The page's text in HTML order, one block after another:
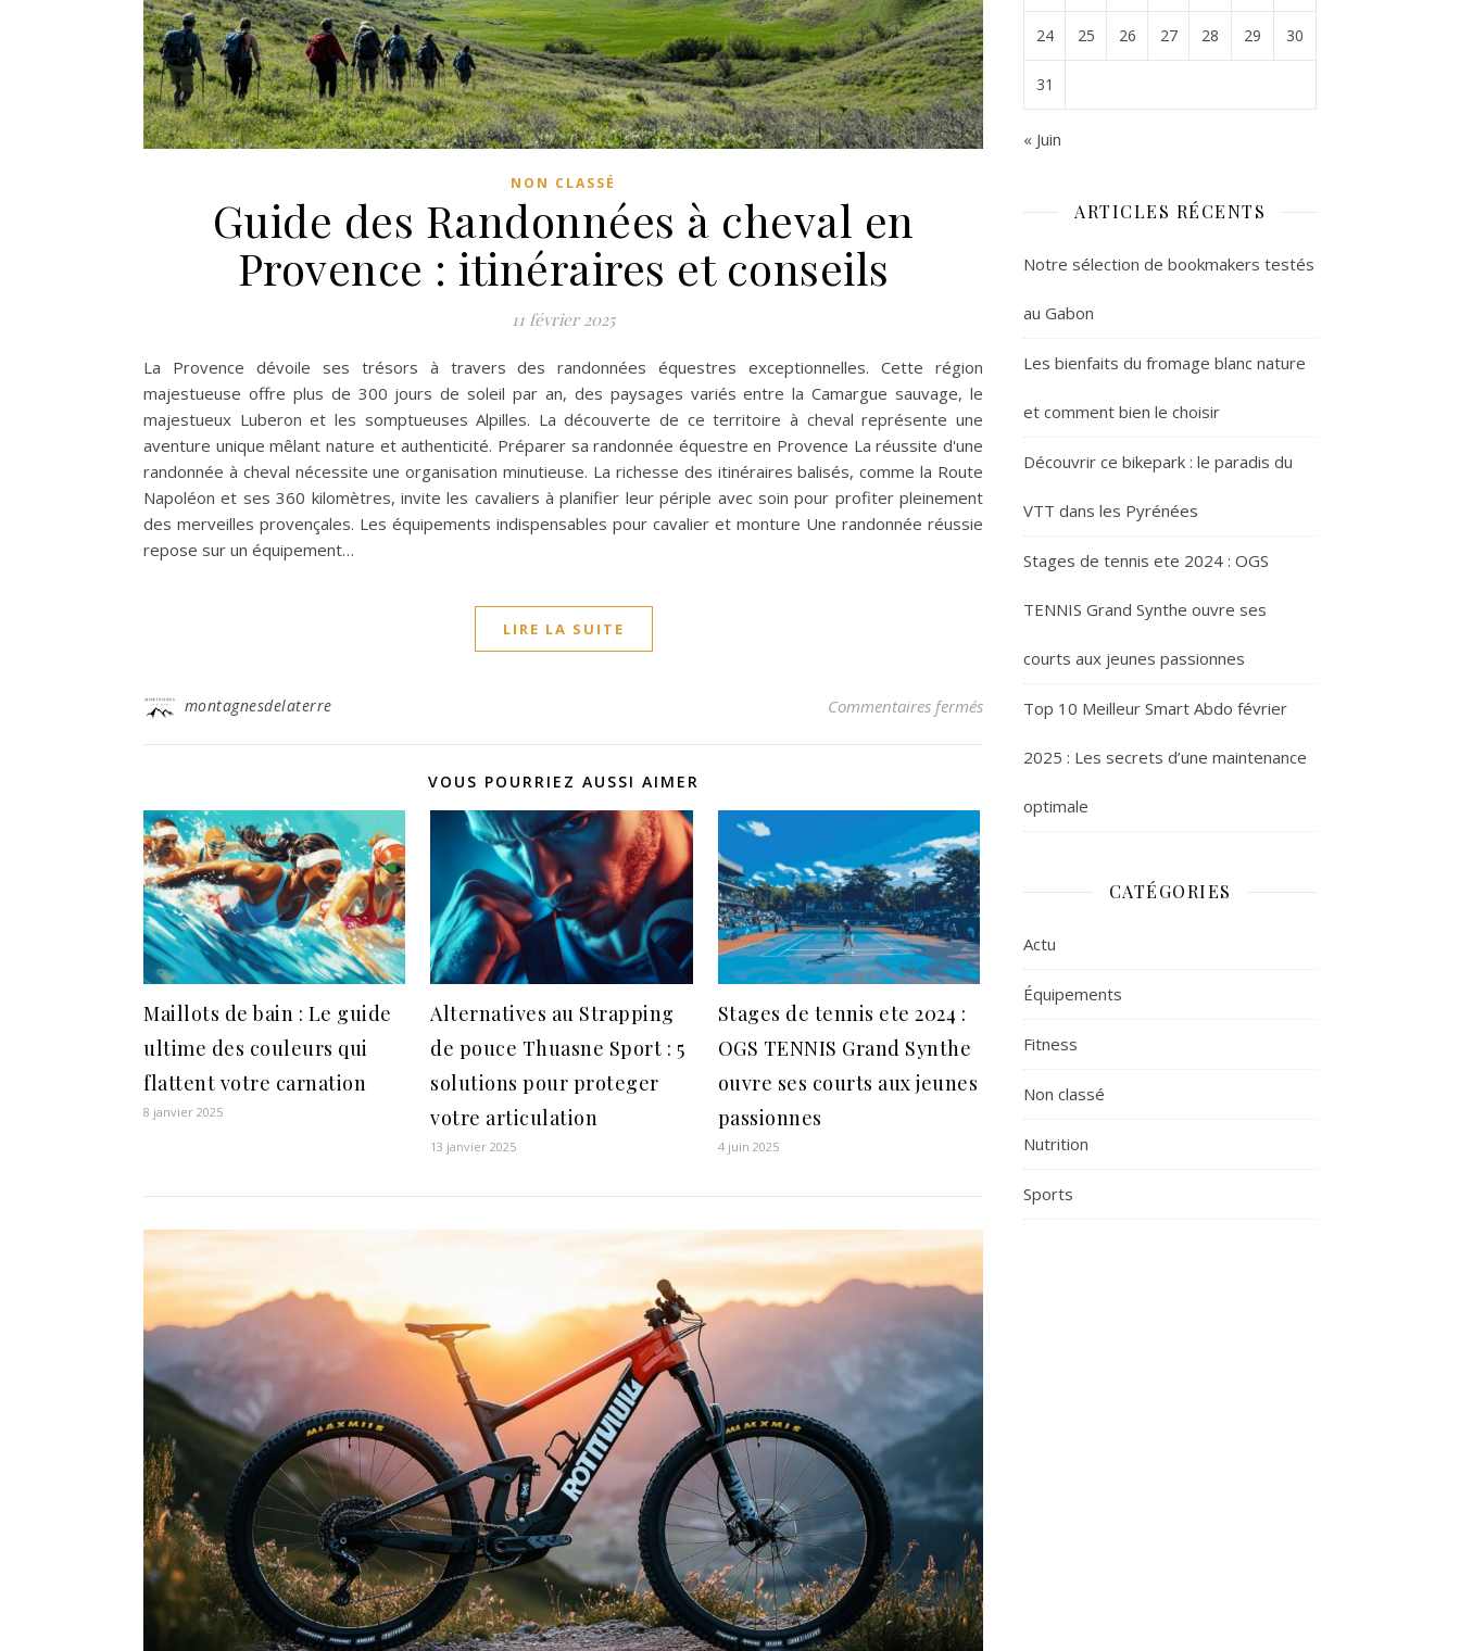
NON CLASSÉ
Guide des Randonnées à cheval en
Provence : itinéraires et conseils
11 février 2025
La Provence dévoile ses trésors à travers des randonnées équestres exceptionnelles. Cette région
majestueuse offre plus de 300 jours de soleil par an, des paysages variés entre la Camargue sauvage, le
majestueux Luberon et les somptueuses Alpilles. La découverte de ce territoire à cheval représente une
aventure unique mêlant nature et authenticité. Préparer sa randonnée équestre en Provence La réussite d'une
randonnée à cheval nécessite une organisation minutieuse. La richesse des itinéraires balisés, comme la Route
Napoléon et ses 360 kilomètres, invite les cavaliers à planifier leur périple avec soin pour profiter pleinement
des merveilles provençales. Les équipements indispensables pour cavalier et monture Une randonnée réussie
repose sur un équipement…
LIRE LA SUITE
montagnesdelaterre Commentaires ferméssur Guide des Randonnées à cheval en Provence : itinéraires et
VOUS POURRIEZ AUSSI AIMER
Maillots de bain : Le guide
ultime des couleurs qui
flattent votre carnation
8 janvier 2025
Alternatives au Strapping
de pouce Thuasne Sport : 5
solutions pour proteger
votre articulation
13 janvier 2025
Stages de tennis ete 2024 :
OGS TENNIS Grand Synthe
ouvre ses courts aux jeunes
passionnes
4 juin 2025
24 25 26 27 28 29 30
31
« Juin
ARTICLES RÉCENTS
Notre sélection de bookmakers testés
au Gabon
Les bienfaits du fromage blanc nature
et comment bien le choisir
Découvrir ce bikepark : le paradis du
VTT dans les Pyrénées
Stages de tennis ete 2024 : OGS
TENNIS Grand Synthe ouvre ses
courts aux jeunes passionnes
Top 10 Meilleur Smart Abdo février
2025 : Les secrets d’une maintenance
optimale
CATÉGORIES
Actu
Équipements
Fitness
Non classé
Nutrition
Sports